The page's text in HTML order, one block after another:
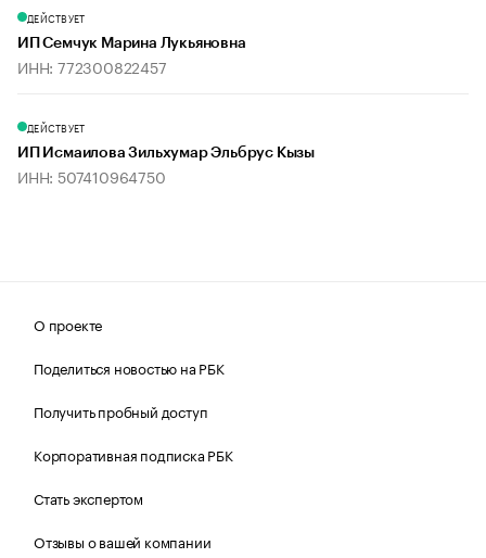
ДЕЙСТВУЕТ
ИП Семчук Марина Лукьяновна
ИНН: 772300822457
ДЕЙСТВУЕТ
ИП Исмаилова Зильхумар Эльбрус Кызы
ИНН: 507410964750
О проекте
Поделиться новостью на РБК
Получить пробный доступ
Корпоративная подписка РБК
Стать экспертом
Отзывы о вашей компании